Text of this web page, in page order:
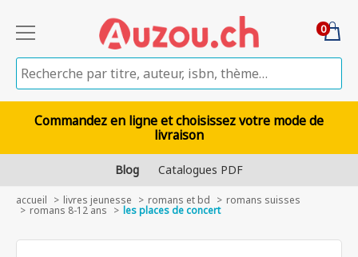
0
Commandez en ligne et choisissez votre mode de
livraison
Blog Catalogues PDF
accueil livres jeunesse romans et bd romans suisses
romans 8-12 ans les places de concert